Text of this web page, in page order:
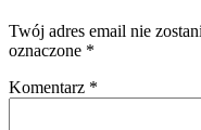
Twój adres email nie
oznaczone *
Komentarz *